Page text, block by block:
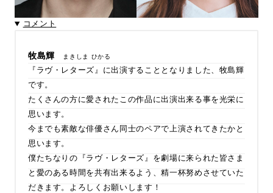
コメント
牧島輝 まきしま ひかる
『ラヴ・レターズ』に出演することとなりました、牧島輝
です。
たくさんの方に愛されたこの作品に出演出来る事を光栄に
思います。
今までも素敵な俳優さん同士のペアで上演されてきたかと
思います。
僕たちなりの『ラヴ・レターズ』を劇場に来られた皆さま
と愛のある時間を共有出来るよう、精一杯努めさせていた
だきます。よろしくお願いします！